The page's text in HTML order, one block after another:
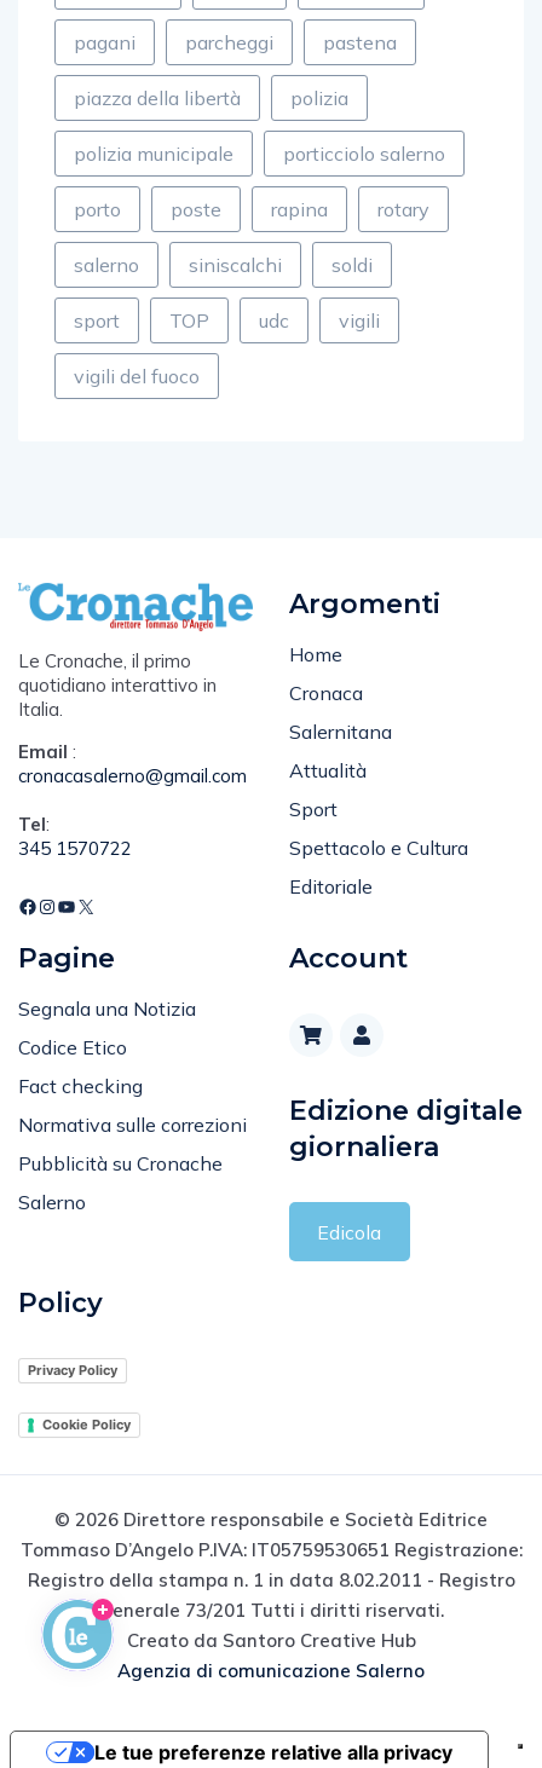
pagani parcheggi pastena
piazza della libertà polizia
polizia municipale porticciolo salerno
porto poste rapina rotary
salerno siniscalchi soldi
sport TOP udc vigili
vigili del fuoco
Le Cronache, il primo
quotidiano interattivo in
Italia.
Email :
cronacasalerno@gmail.com
Tel:
345 1570722
Argomenti
Home
Cronaca
Salernitana
Attualità
Sport
Spettacolo e Cultura
Editoriale
Pagine
Segnala una Notizia
Codice Etico
Fact checking
Normativa sulle correzioni
Pubblicità su Cronache
Salerno
Account
Edizione digitale
giornaliera
Edicola
Policy
Privacy Policy
Cookie Policy
© 2026 Direttore responsabile e Società Editrice
Tommaso D’Angelo P.IVA: IT05759530651 Registrazione:
Registro della stampa n. 1 in data 8.02.2011 - Registro
Generale 73/201 Tutti i diritti riservati.
Creato da Santoro Creative Hub
Agenzia di comunicazione Salerno
Le tue preferenze relative alla privacy